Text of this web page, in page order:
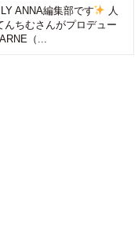
ANNA編集部です
人
んちむさんがプロデュー
（...